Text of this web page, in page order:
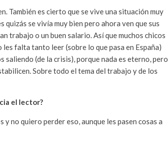
También es cierto que se vive una situación muy
quizás se vivía muy bien pero ahora ven que sus
trabajo o un buen salario. Así que muchos chicos
falta tanto leer (sobre lo que pasa en España)
saliendo (de la crisis), porque nada es eterno, pero
Sobre todo el tema del trabajo y de los
el lector?
no quiero perder eso, aunque les pasen cosas a